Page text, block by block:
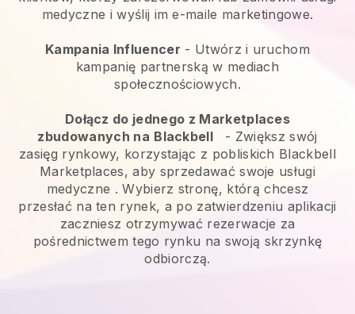
medyczne i wyślij im e-maile marketingowe.
Kampania Influencer - Utwórz i uruchom
kampanię partnerską w mediach
społecznościowych.
Dołącz do jednego z Marketplaces
zbudowanych na Blackbell - Zwiększ swój
zasięg rynkowy, korzystając z pobliskich Blackbell
Marketplaces, aby sprzedawać swoje usługi
medyczne . Wybierz stronę, którą chcesz
przesłać na ten rynek, a po zatwierdzeniu aplikacji
zaczniesz otrzymywać rezerwacje za
pośrednictwem tego rynku na swoją skrzynkę
odbiorczą.